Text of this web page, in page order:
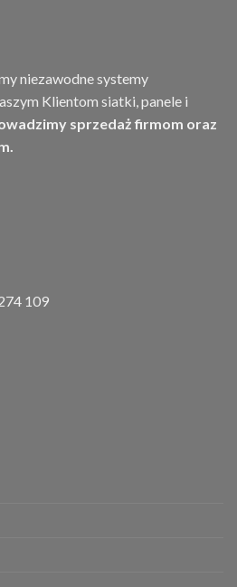
niezawodne systemy
Klientom siatki, panele i
sprzedaż firmom oraz
109